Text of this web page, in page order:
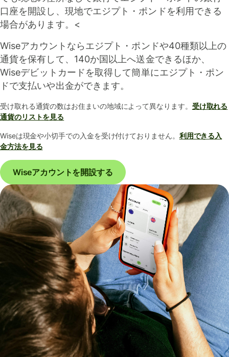
口座を開設し、現地でエジプト・ポンドを利用できる
場合があります。<
Wiseアカウントならエジプト・ポンドや40種類以上の
通貨を保有して、140か国以上へ送金できるほか、
Wiseデビットカードを取得して簡単にエジプト・ポン
ドで支払いや出金ができます。
受け取れる通貨の数はお住まいの地域によって異なります。 受け取れる
通貨のリストを見る
Wiseは現金や小切手での入金を受け付けておりません。 利用できる入
金方法を見る
Wiseアカウントを開設する